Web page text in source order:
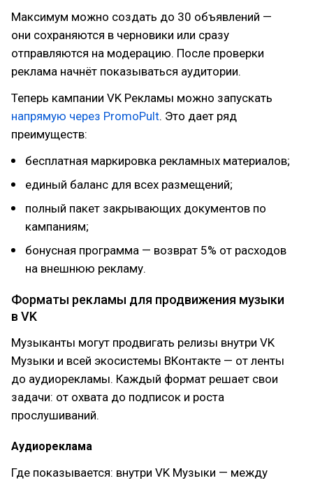
Максимум можно создать до 30 объявлений —
они сохраняются в черновики или сразу
отправляются на модерацию. После проверки
реклама начнёт показываться аудитории.
Теперь кампании VK Рекламы можно запускать
напрямую через PromoPult. Это дает ряд
преимуществ:
бесплатная маркировка рекламных материалов;
единый баланс для всех размещений;
полный пакет закрывающих документов по
кампаниям;
бонусная программа — возврат 5% от расходов
на внешнюю рекламу.
Форматы рекламы для продвижения музыки
в VK
Музыканты могут продвигать релизы внутри VK
Музыки и всей экосистемы ВКонтакте — от ленты
до аудиорекламы. Каждый формат решает свои
задачи: от охвата до подписок и роста
прослушиваний.
Аудиореклама
Где показывается: внутри VK Музыки — между